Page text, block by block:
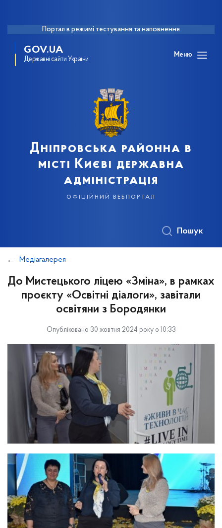
Портал в режимі тестування та наповнення
GOV.UA
Державні сайти України
Меню
Дніпровська районна в
місті Києві державна
адміністрація
офіційний вебпортал
Пошук
Медіагалерея
До Мистецького ліцею «Зміна», в рамках
проєкту «Освітні діалоги», завітали
освітяни з Бородянки
Опубліковано 30 жовтня 2024 року о 10:33